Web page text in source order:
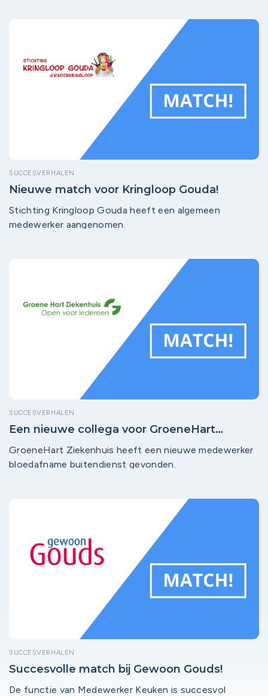
SUCCESVERHALEN
Nieuwe match voor Kringloop Gouda!
Stichting Kringloop Gouda heeft een algemeen
medewerker aangenomen.
SUCCESVERHALEN
Een nieuwe collega voor GroeneHart
GroeneHart Ziekenhuis heeft een nieuwe medewerker
bloedafname buitendienst gevonden.
SUCCESVERHALEN
Succesvolle match bij Gewoon Gouds!
De functie van Medewerker Keuken is succesvol